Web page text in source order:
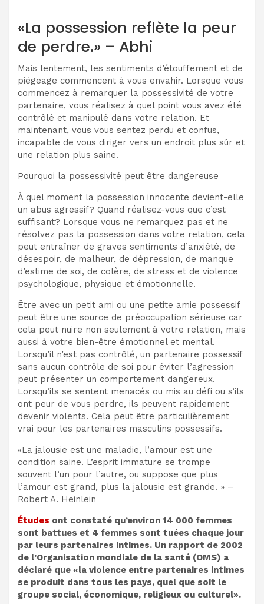
«La possession reflète la peur
de perdre.» – Abhi
Mais lentement, les sentiments d’étouffement et de
piégeage commencent à vous envahir. Lorsque vous
commencez à remarquer la possessivité de votre
partenaire, vous réalisez à quel point vous avez été
contrôlé et manipulé dans votre relation. Et
maintenant, vous vous sentez perdu et confus,
incapable de vous diriger vers un endroit plus sûr et
une relation plus saine.
Pourquoi la possessivité peut être dangereuse
À quel moment la possession innocente devient-elle
un abus agressif? Quand réalisez-vous que c’est
suffisant? Lorsque vous ne remarquez pas et ne
résolvez pas la possession dans votre relation, cela
peut entraîner de graves sentiments d’anxiété, de
désespoir, de malheur, de dépression, de manque
d’estime de soi, de colère, de stress et de violence
psychologique, physique et émotionnelle.
Être avec un petit ami ou une petite amie possessif
peut être une source de préoccupation sérieuse car
cela peut nuire non seulement à votre relation, mais
aussi à votre bien-être émotionnel et mental.
Lorsqu’il n’est pas contrôlé, un partenaire possessif
sans aucun contrôle de soi pour éviter l’agression
peut présenter un comportement dangereux.
Lorsqu’ils se sentent menacés ou mis au défi ou s’ils
ont peur de vous perdre, ils peuvent rapidement
devenir violents. Cela peut être particulièrement
vrai pour les partenaires masculins possessifs.
«La jalousie est une maladie, l’amour est une
condition saine. L’esprit immature se trompe
souvent l’un pour l’autre, ou suppose que plus
l’amour est grand, plus la jalousie est grande. » –
Robert A. Heinlein
Études ont constaté qu’environ 14 000 femmes
sont battues et 4 femmes sont tuées chaque jour
par leurs partenaires intimes. Un rapport de 2002
de l’Organisation mondiale de la santé (OMS) a
déclaré que «la violence entre partenaires intimes
se produit dans tous les pays, quel que soit le
groupe social, économique, religieux ou culturel».